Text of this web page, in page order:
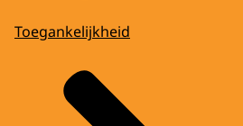
Toegankelijkheid